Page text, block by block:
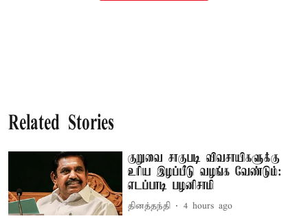
Related Stories
குறுவை சாகுபடி விவசாயிகளுக்கு
உரிய இழப்பீடு வழங்க வேண்டும்:
எடப்பாடி பழனிசாமி
தினத்தந்தி 4 hours ago